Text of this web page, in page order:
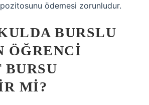
ödemesi zorunludur.
BURSLU
ÖĞRENCI
MI?